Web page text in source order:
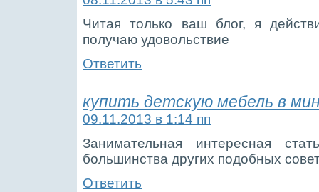
Читая только ваш блог, я
получаю удовольствие
Ответить
купить детскую мебель в
09.11.2013 в 1:14 пп
Занимательная интересная
большинства других подобных
Ответить